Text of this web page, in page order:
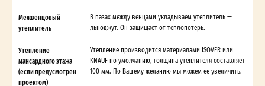
Межвенцовый
утеплитель
В пазах между венцами укладываем утеплитель —
льноджут. Он защищает от теплопотерь.
Утепление
мансардного этажа
(если предусмотрен
проектом)
Утепление производится материалами ISOVER или
KNAUF по умолчанию, толщина утеплителя составляет
100 мм. По Вашему желанию мы можем ее увеличить.